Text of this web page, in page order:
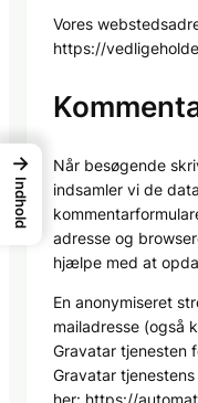
Vores
https://
Når besøgende
indsamler vi de
adresse og
hjælpe med at
En anonymiseret
mailadresse (også
Gravatar tjenesten
Gravatar
her: https://
→
Indhold